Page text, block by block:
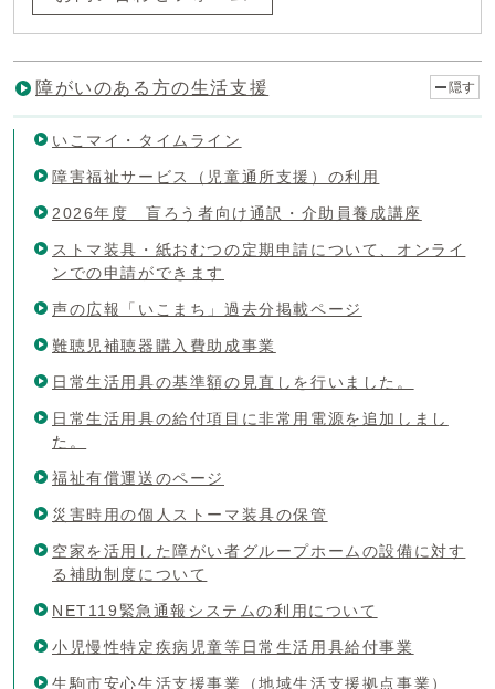
障がいのある方の生活支援 隠す
いこマイ・タイムライン
障害福祉サービス（児童通所支援）の利用
2026年度 盲ろう者向け通訳・介助員養成講座
ストマ装具・紙おむつの定期申請について、オンライ
ンでの申請ができます
声の広報「いこまち」過去分掲載ページ
難聴児補聴器購入費助成事業
日常生活用具の基準額の見直しを行いました。
日常生活用具の給付項目に非常用電源を追加しまし
た。
福祉有償運送のページ
災害時用の個人ストーマ装具の保管
空家を活用した障がい者グループホームの設備に対す
る補助制度について
NET119緊急通報システムの利用について
小児慢性特定疾病児童等日常生活用具給付事業
生駒市安心生活支援事業（地域生活支援拠点事業）